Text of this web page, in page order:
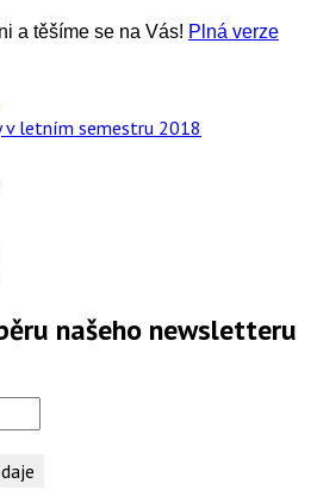
a těšíme se na Vás! Plná verze
v letním semestru 2018
našeho newsletteru